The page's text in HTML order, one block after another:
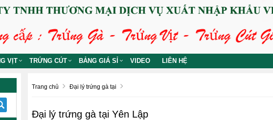
VỊT TRỨNG CÚT BẢNG GIÁ SỈ VIDEO LIÊN HỆ
Trang chủ Đại lý trứng gà tại
Đại lý trứng gà tại Yên Lập